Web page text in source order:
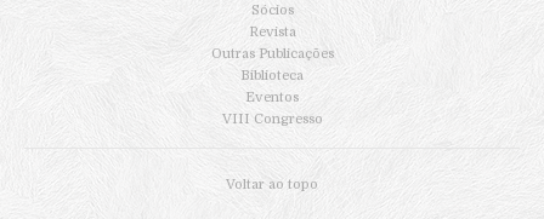
Sócios
Revista
Outras Publicações
Biblioteca
Eventos
VIII Congresso
Voltar ao topo